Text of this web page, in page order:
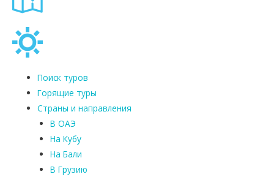
Поиск туров
Горящие туры
Страны и направления
В ОАЭ
На Кубу
На Бали
В Грузию